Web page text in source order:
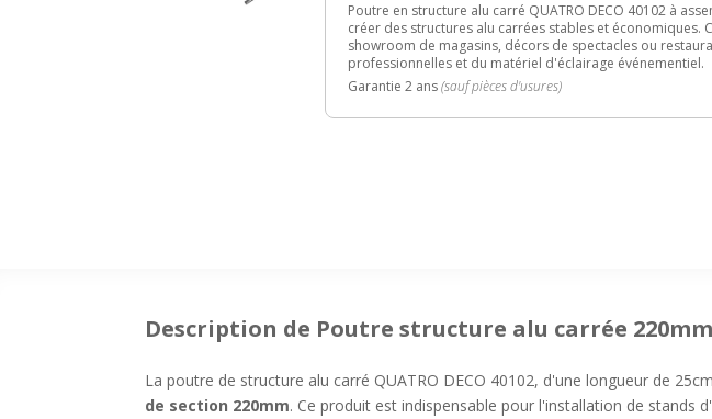
Poutre en structure alu carré QUATRO DECO 40102 à
créer des structures alu carrées stables et
showroom de magasins, décors de spectacles ou
professionnelles et du matériel d'éclairage événementiel.
Garantie 2 ans(sauf pièces d'usures)
Description de Poutre structure alu carrée
La poutre de structure alu carré QUATRO DECO 40102, d'une longueur de
de section 220mm. Ce produit est indispensable pour l'installation de